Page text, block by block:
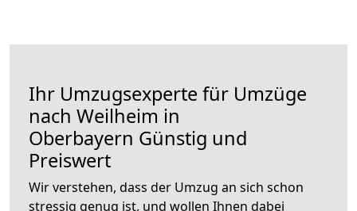
Ihr Umzugsexperte für Umzüge
nach Weilheim in
Oberbayern Günstig und
Preiswert
Wir verstehen, dass der Umzug an sich schon
stressig genug ist, und wollen Ihnen dabei